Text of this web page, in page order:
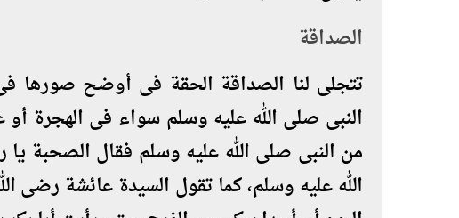
الصداقة
تتجلى لنا الصداقة الحقة فى أوضح صورها
النبى صلى الله عليه وسلم سواء فى الهجرة
من النبى صلى الله عليه وسلم فقال الصحبة
الله عليه وسلم، كما تقول السيدة عائشة رضى